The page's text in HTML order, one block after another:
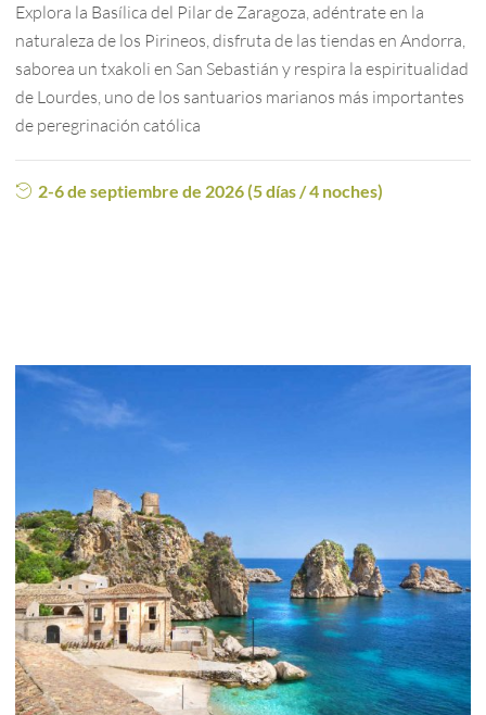
Explora la Basílica del Pilar de Zaragoza, adéntrate en la
naturaleza de los Pirineos, disfruta de las tiendas en Andorra,
saborea un txakoli en San Sebastián y respira la espiritualidad
de Lourdes, uno de los santuarios marianos más importantes
de peregrinación católica
2-6 de septiembre de 2026 (5 días / 4 noches)